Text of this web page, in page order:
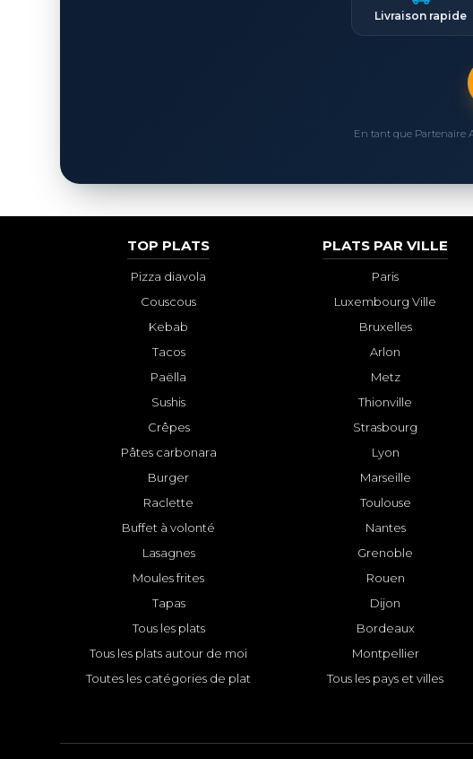
Livraison rapide
En tant que Partenaire
TOP PLATS
Pizza diavola
Couscous
Kebab
Tacos
Paëlla
Sushis
Crêpes
Pâtes carbonara
Burger
Raclette
Buffet à volonté
Lasagnes
Moules frites
Tapas
Tous les plats
Tous les plats autour de moi
Toutes les catégories de plat
PLATS PAR VILLE
Paris
Luxembourg Ville
Bruxelles
Arlon
Metz
Thionville
Strasbourg
Lyon
Marseille
Toulouse
Nantes
Grenoble
Rouen
Dijon
Bordeaux
Montpellier
Tous les pays et villes